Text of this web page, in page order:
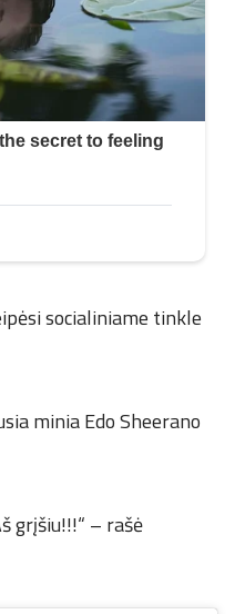
socialiniame tinkle
minia Edo Sheerano
grįšiu!!!“ – rašė